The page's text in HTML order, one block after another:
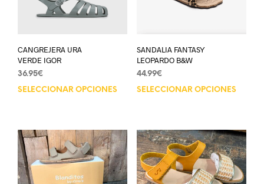
CANGREJERA URA
VERDE IGOR
36.95€
SELECCIONAR OPCIONES
SANDALIA FANTASY
LEOPARDO B&W
44.99€
SELECCIONAR OPCIONES